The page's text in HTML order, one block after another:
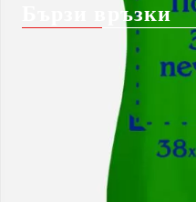
Бързи връзки
Чести Въпроси
Регистрация